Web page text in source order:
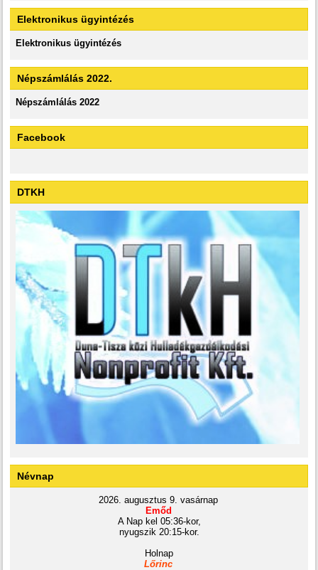
Elektronikus ügyintézés
Elektronikus ügyintézés
Népszámlálás 2022.
Népszámlálás 2022
Facebook
DTKH
Névnap
2026. augusztus 9. vasárnap
Emőd
A Nap kel 05:36-kor,
nyugszik 20:15-kor.
Holnap
Lőrinc